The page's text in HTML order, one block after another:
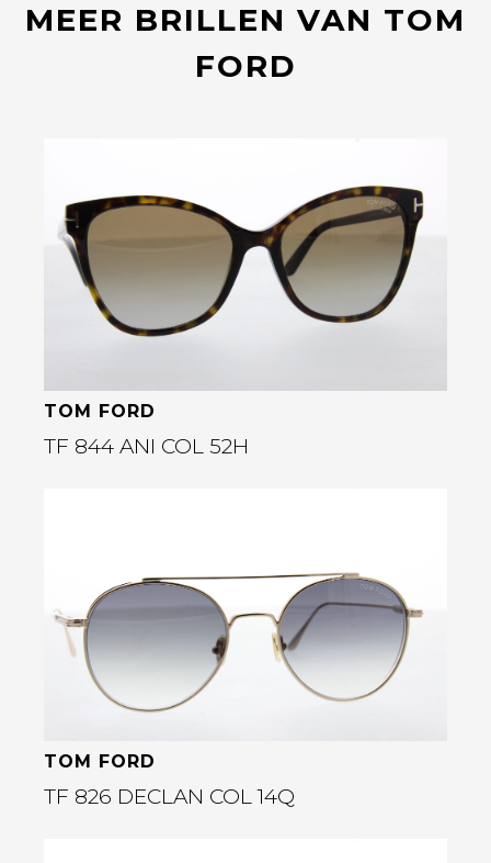
MEER BRILLEN VAN TOM
FORD
Bekijk deze bril
TOM FORD
TF 844 ANI COL 52H
TOM FORD
TF 826 DECLAN COL 14Q